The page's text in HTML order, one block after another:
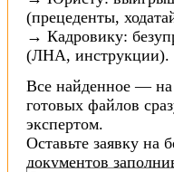
(прецеденты,
→ Кадровику:
(ЛНА, инструкции).
Все найденное —
готовых файлов
экспертом.
Оставьте заявку на
документов